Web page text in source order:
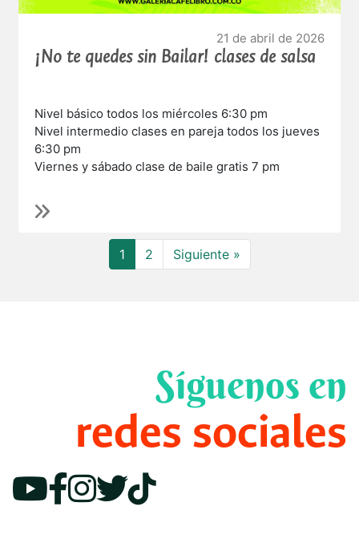
21 de abril de 2026
¡No te quedes sin Bailar! clases de salsa
Nivel básico todos los miércoles 6:30 pm
Nivel intermedio clases en pareja todos los jueves
6:30 pm
Viernes y sábado clase de baile gratis 7 pm
1 2 Siguiente »
Síguenos en
redes sociales